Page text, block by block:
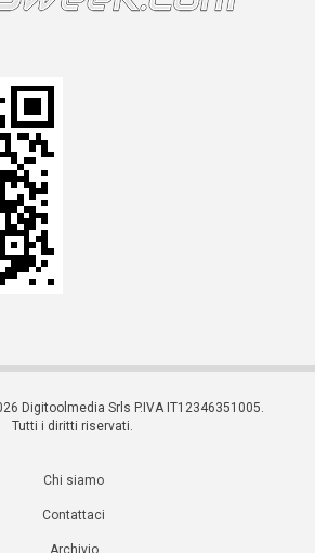
Digitoolmedia Srls P.IVA IT12346351005.
Tutti i diritti riservati.
Chi siamo
Contattaci